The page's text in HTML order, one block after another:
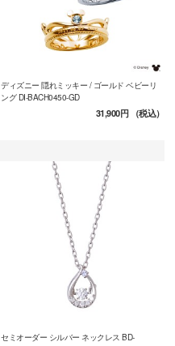
ディズニー 隠れミッキー / ゴールド ベビーリ
ング DI-BACH0450-GD
31,900円（税込）
セミオーダー シルバー ネックレス BD-